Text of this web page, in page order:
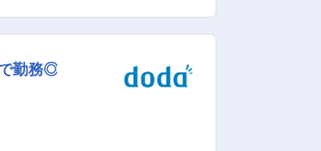
は忙しくなり、休日出勤のあ
た次の日は遅く出社するなど
費（誕生日、結婚記念日、学
勤務◎